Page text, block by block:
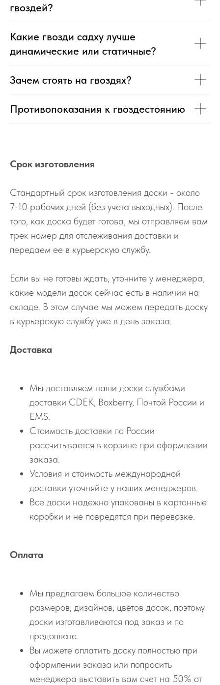
гвоздей?
Какие гвозди садху лучше
динамические или статичные?
Зачем стоять на гвоздях?
Противопоказания к гвоздестоянию
Срок изготовления
Стандартный срок изготовления доски - около
7-10 рабочих дней (без учета выходных). После
того, как доска будет готова, мы отправляем вам
трек номер для отслеживания доставки и
передаем ее в курьерскую службу.
Если вы не готовы ждать, уточните у менеджера,
какие модели досок сейчас есть в наличии на
складе. В этом случае мы можем передать доску
в курьерскую службу уже в день заказа.
Доставка
Мы доставляем наши доски службами
доставки CDEK, Boxberry, Почтой России и
EMS.
Стоимость доставки по России
рассчитывается в корзине при оформлении
заказа.
Условия и стоимость международной
доставки уточняйте у наших менеджеров.
Все доски надежно упакованы в картонные
коробки и не повредятся при перевозке.
Оплата
Мы предлагаем большое количество
размеров, дизайнов, цветов досок, поэтому
доски изготавливаются под заказ и по
предоплате.
Вы можете оплатить доску полностью при
оформлении заказа или попросить
менеджера выставить вам счет на 50% от